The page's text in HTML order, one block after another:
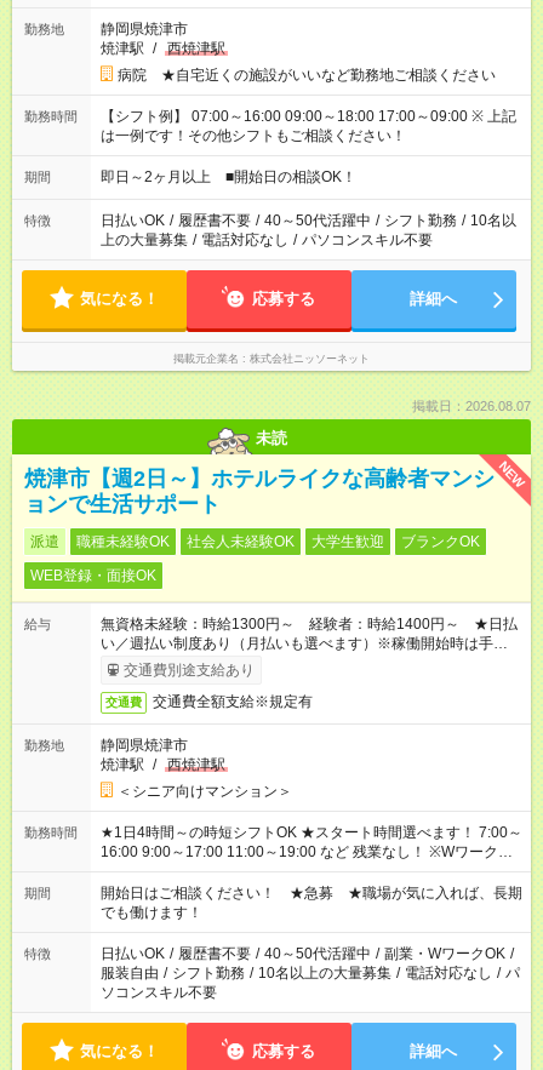
勤務地
静岡県焼津市
焼津駅 / 西焼津駅
病院 ★自宅近くの施設がいいなど勤務地ご相談ください
勤務時間
【シフト例】 07:00～16:00 09:00～18:00 17:00～09:00 ※ 上記
は一例です！その他シフトもご相談ください！
期間 即日～2ヶ月以上 ■開始日の相談OK！
特徴 日払いOK / 履歴書不要 / 40～50代活躍中 / シフト勤務 / 10名以
上の大量募集 / 電話対応なし / パソコンスキル不要
気になる！ 応募する 詳細へ
掲載元企業名 株式会社ニッソーネット
掲載日：2026.08.07
未読
NEW
焼津市【週2日～】ホテルライクな高齢者マンシ
ョンで生活サポート
派遣 職種未経験OK 社会人未経験OK 大学生歓迎
ブランクOK
WEB登録・面接OK
給与
無資格未経験：時給1300円～ 経験者：時給1400円～ ★日払
い／週払い制度あり（月払いも選べます）※稼働開始時は手続き
完了次第のお支払いとなります。
交通費別途支給あり
交通費 交通費全額支給※規定有
勤務地
静岡県焼津市
焼津駅 / 西焼津駅
＜シニア向けマンション＞
勤務時間
★1日4時間～の時短シフトOK ★スタート時間選べます！ 7:00～
16:00 9:00～17:00 11:00～19:00 など 残業なし！ ※Wワークの
場合、他のお仕事と合わせ週40時間超の就業はご案内できませ
ん ※法令に基づき、週20時間以上勤務は社会保険への加入対象
となります ※労働者派遣法（日雇い派遣の原則禁止）により、
短時間・短期間の就業はご案内が難しい場合があります
期間
開始日はご相談ください！ ★急募 ★職場が気に入れば、長期
でも働けます！
特徴 日払いOK / 履歴書不要 / 40～50代活躍中 / 副業・WワークOK /
服装自由 / シフト勤務 / 10名以上の大量募集 / 電話対応なし / パ
ソコンスキル不要
気になる！ 応募する 詳細へ